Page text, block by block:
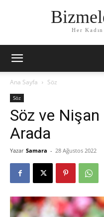
Her
Ana Sayfa Söz
Söz
Söz ve
Arada
Yazar Samara - 28 Ağustos 2022